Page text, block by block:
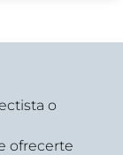
o
ofrecerte